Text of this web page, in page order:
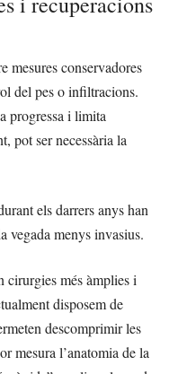
mesures conservadores
del pes o infiltracions.
progressa i limita
pot ser necessària la
els darrers anys han
vegada menys invasius.
cirurgies més àmplies i
disposem de
descomprimir les
mesura l’anatomia de la